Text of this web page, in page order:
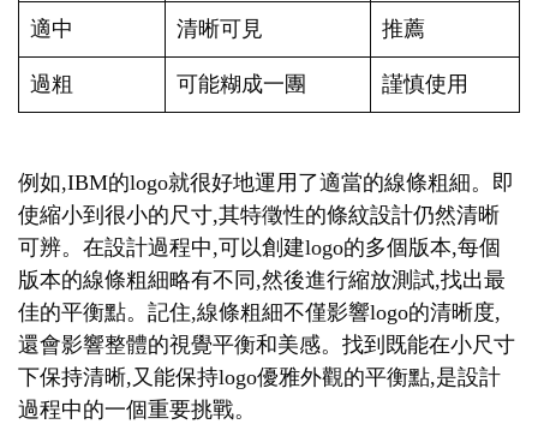
適中 清晰可見 推薦
過粗 可能糊成一團 謹慎使用
例如,IBM的logo就很好地運用了適當的線條粗細。即
使縮小到很小的尺寸,其特徵性的條紋設計仍然清晰
可辨。在設計過程中,可以創建logo的多個版本,每個
版本的線條粗細略有不同,然後進行縮放測試,找出最
佳的平衡點。記住,線條粗細不僅影響logo的清晰度,
還會影響整體的視覺平衡和美感。找到既能在小尺寸
下保持清晰,又能保持logo優雅外觀的平衡點,是設計
過程中的一個重要挑戰。